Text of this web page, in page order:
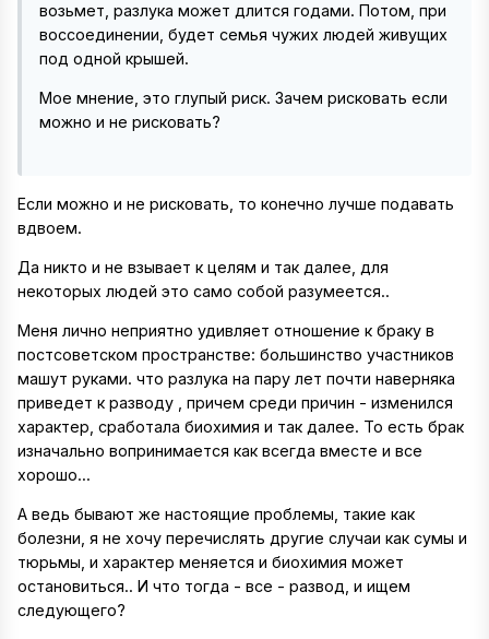
возьмет, разлука может длится годами. Потом, при
воссоединении, будет семья чужих людей живущих
под одной крышей.
Мое мнение, это глупый риск. Зачем рисковать если
можно и не рисковать?
Если можно и не рисковать, то конечно лучше подавать
вдвоем.
Да никто и не взывает к целям и так далее, для
некоторых людей это само собой разумеется..
Меня лично неприятно удивляет отношение к браку в
постсоветском пространстве: большинство участников
машут руками. что разлука на пару лет почти наверняка
приведет к разводу , причем среди причин - изменился
характер, сработала биохимия и так далее. То есть брак
изначально вопринимается как всегда вместе и все
хорошо...
А ведь бывают же настоящие проблемы, такие как
болезни, я не хочу перечислять другие случаи как сумы и
тюрьмы, и характер меняется и биохимия может
остановиться.. И что тогда - все - развод, и ищем
следующего?